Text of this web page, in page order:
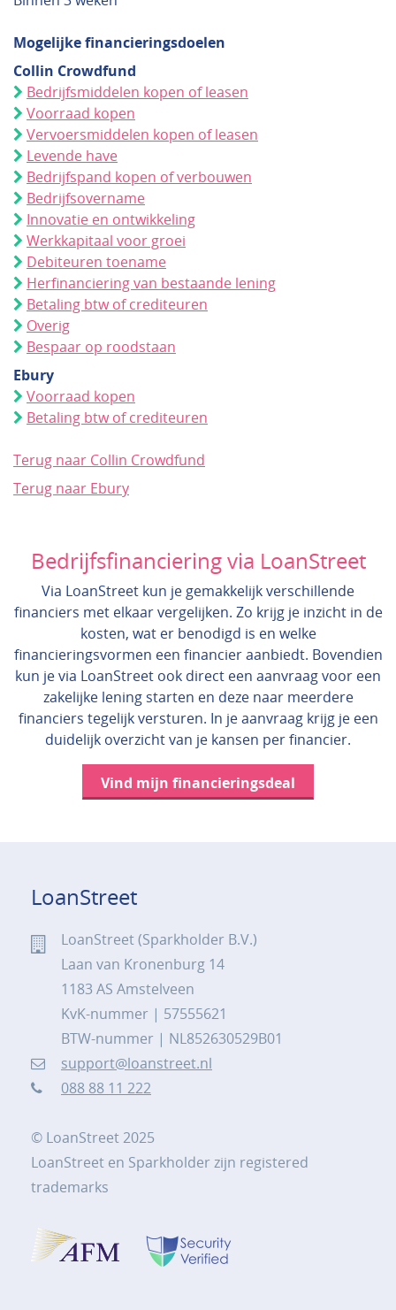
Mogelijke financieringsdoelen
Collin Crowdfund
Bedrijfsmiddelen kopen of leasen
Voorraad kopen
Vervoersmiddelen kopen of leasen
Levende have
Bedrijfspand kopen of verbouwen
Bedrijfsovername
Innovatie en ontwikkeling
Werkkapitaal voor groei
Debiteuren toename
Herfinanciering van bestaande lening
Betaling btw of crediteuren
Overig
Bespaar op roodstaan
Ebury
Voorraad kopen
Betaling btw of crediteuren
Terug naar Collin Crowdfund
Terug naar Ebury
Bedrijfsfinanciering via LoanStreet
Via LoanStreet kun je gemakkelijk verschillende
financiers met elkaar vergelijken. Zo krijg je inzicht in de
kosten, wat er benodigd is en welke
financieringsvormen een financier aanbiedt. Bovendien
kun je via LoanStreet ook direct een aanvraag voor een
zakelijke lening starten en deze naar meerdere
financiers tegelijk versturen. In je aanvraag krijg je een
duidelijk overzicht van je kansen per financier.
Vind mijn financieringsdeal
LoanStreet
LoanStreet (Sparkholder B.V.)
Laan van Kronenburg 14
1183 AS Amstelveen
KvK-nummer | 57555621
BTW-nummer | NL852630529B01
support@loanstreet.nl
088 88 11 222
© LoanStreet 2025
LoanStreet en Sparkholder zijn registered
trademarks